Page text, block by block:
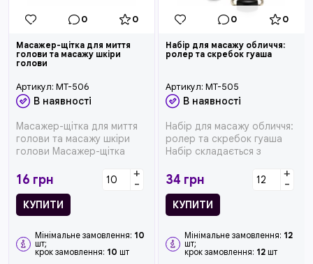
0 0
Масажер-щітка для миття
голови та масажу шкіри
голови
Артикул: MT-506
В наявності
Масажер-щітка для миття
голови та масажу шкіри
голови Масажер-щітка
очищати ш...
16 грн +
-
КУПИТИ
Мінімальне замовлення: 10
шт;
крок замовлення: 10 шт
0 0
Набір для масажу обличчя:
ролер та скребок гуаша
Артикул: MT-505
В наявності
Набір для масажу обличчя:
ролер та скребок гуаша
Набір складається з
скр...
34 грн +
-
КУПИТИ
Мінімальне замовлення: 12
шт;
крок замовлення: 12 шт